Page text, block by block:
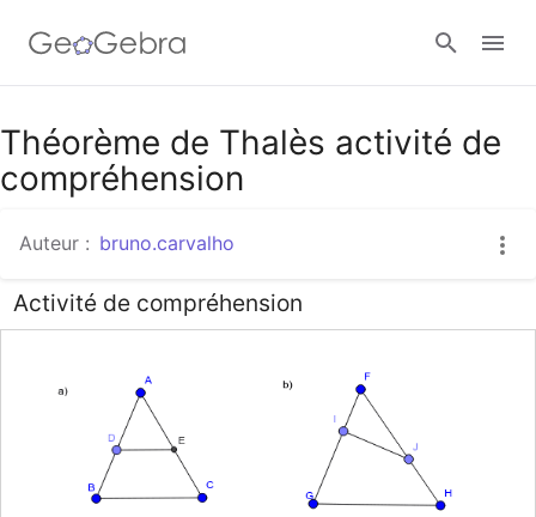
Google Classroom
Se connecter
Théorème de Thalès activité de
compréhension
Auteur : bruno.carvalho
Activité de compréhension